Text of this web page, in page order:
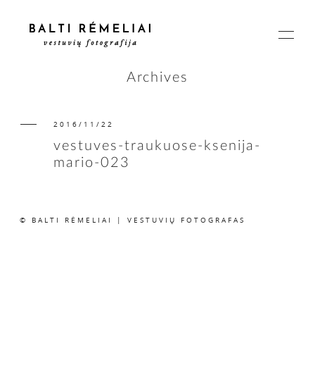
PAGRINDINIS
ISTORIJOS
Archives
2016/11/22
vestuves-traukuose-ksenija-
mario-023
© BALTI RĖMELIAI | VESTUVIŲ FOTOGRAFAS